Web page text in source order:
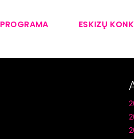
PROGRAMA ESKIZŲ